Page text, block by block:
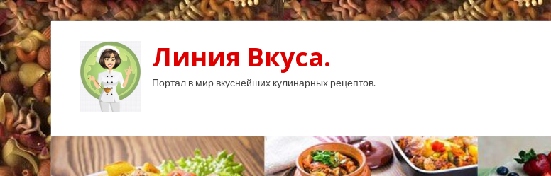
Линия Вкуса.
Портал в мир вкуснейших кулинарных рецептов.